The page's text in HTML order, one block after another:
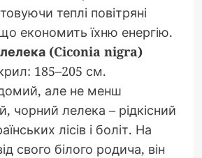
теплі повітряні
економить їхню енергію.
(Ciconia nigra)
185–205 см.
але не менш
чорний лелека – рідкісний
лісів і боліт. На
свого білого родича, він